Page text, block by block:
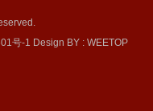
号-1 Design BY : WEETOP